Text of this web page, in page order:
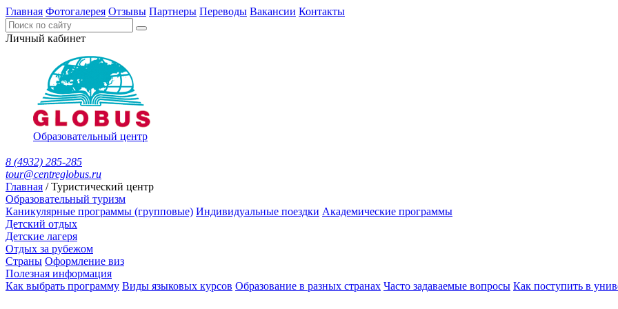
Главная Фотогалерея Отзывы Партнеры Переводы Вакансии Контакты
Личный кабинет
Образовательный центр
8 (4932) 285-285
tour@centreglobus.ru
Главная /Туристический центр
Образовательный туризм
Каникулярные программы (групповые) Индивидуальные поездки Академические программы
Детский отдых
Детские лагеря
Отдых за рубежом
Страны Оформление виз
Полезная информация
Как выбрать программу Виды языковых курсов Образование в разных странах Часто задаваемые вопросы Как поступить в